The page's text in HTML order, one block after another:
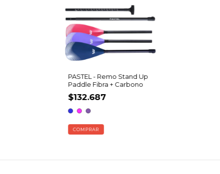
PASTEL - Remo Stand Up
Paddle Fibra + Carbono
$132.687
COMPRAR